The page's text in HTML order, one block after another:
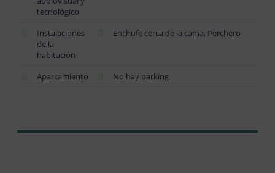
tecnológico
Instalaciones
de la
habitación
Enchufe cerca de la cama, Perchero
Aparcamiento No hay parking.